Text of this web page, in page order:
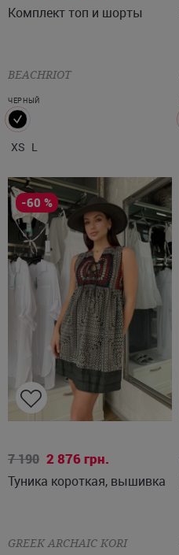
Комплект топ и шорты
BEACHRIOT
ЧЕРНЫЙ
XS L
-60 %
7 190 2 876грн.
Туника короткая, вышивка
GREEK ARCHAIC KORI